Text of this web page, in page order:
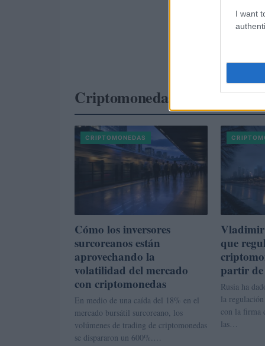
I want
Criptomonedas
CRIPTOMONEDAS
Cómo los inversores
surcoreanos están
aprovechando la
volatilidad del mercado
con criptomonedas
En medio de una caída del 18% en el
mercado bursátil surcoreano, los
volúmenes de trading de criptomonedas
se dispararon un 600%.…
que
partir de
Rusia ha
la
con la firma
las…